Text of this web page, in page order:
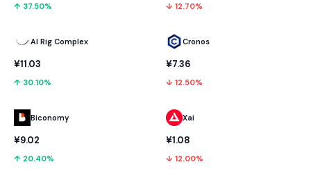
↑ 37.50%
AI Rig Complex
¥11.03
↑ 30.10%
Biconomy
¥9.02
↑ 20.40%
↓ 12.70%
Cronos
¥7.36
↓ 12.50%
Xai
¥1.08
↓ 12.00%